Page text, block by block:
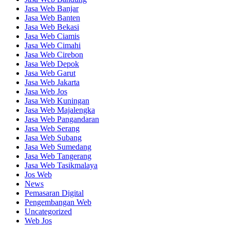
Jasa Web Banjar
Jasa Web Banten
Jasa Web Bekasi
Jasa Web Ciamis
Jasa Web Cimahi
Jasa Web Cirebon
Jasa Web Depok
Jasa Web Garut
Jasa Web Jakarta
Jasa Web Jos
Jasa Web Kuningan
Jasa Web Majalengka
Jasa Web Pangandaran
Jasa Web Serang
Jasa Web Subang
Jasa Web Sumedang
Jasa Web Tangerang
Jasa Web Tasikmalaya
Jos Web
News
Pemasaran Digital
Pengembangan Web
Uncategorized
Web Jos